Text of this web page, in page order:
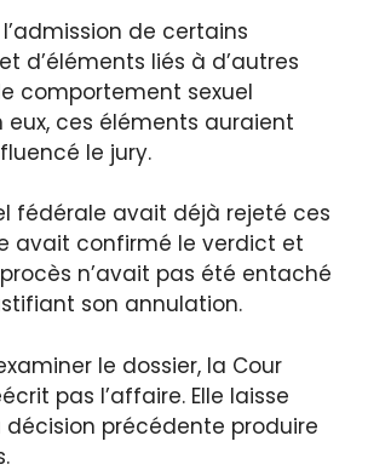
de certains
d’éléments liés à d’autres
comportement sexuel
eux, ces éléments auraient
le jury.
fédérale avait déjà rejeté ces
avait confirmé le verdict et
n’avait pas été entaché
son annulation.
le dossier, la Cour
pas l’affaire. Elle laisse
précédente produire